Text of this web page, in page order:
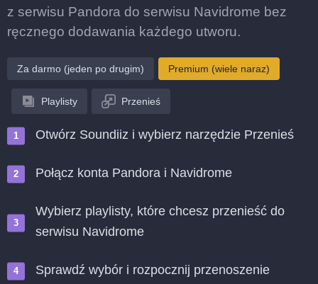
z serwisu Pandora do serwisu Navidrome bez
ręcznego dodawania każdego utworu.
Za darmo (jeden po drugim) Premium (wiele naraz)
Playlisty Przenieś
Otwórz Soundiiz i wybierz narzędzie Przenieś
Połącz konta Pandora i Navidrome
Wybierz playlisty, które chcesz przenieść do
serwisu Navidrome
Sprawdź wybór i rozpocznij przenoszenie